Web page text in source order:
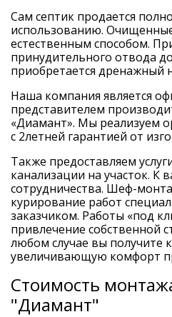
Сам септик продается
использованию.
естественным способом.
принудительного отвода
приобретается дренажный
Наша компания является
представителем
«Диамант». Мы реализуем
с 2летней гарантией от
Также предоставляем
канализации на участок. К
сотрудничества. Шеф-
курирование работ
заказчиком. Работы «под
привлечение собственной
любом случае вы получите
увеличивающую комфорт
Стоимость
"Диамант"